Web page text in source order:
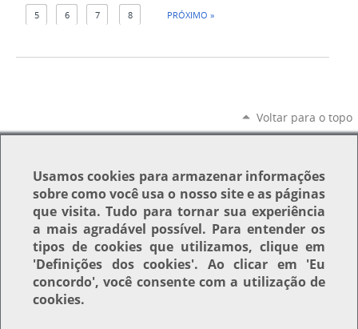
5 6 7 8 PRÓXIMO »
Voltar para o topo
Usamoscookies para armazenar informações
sobre como você usa o nosso site e as páginas
que visita. Tudo para tornar sua experiência
a mais agradável possível. Para entender os
tipos de cookies que utilizamos, clique em
'Definições dos cookies'. Ao clicar em 'Eu
concordo', você consente com a utilização de
cookies.